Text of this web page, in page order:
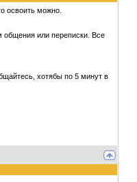
освоить можно.
общения или переписки. Все
хотябы по 5 минут в